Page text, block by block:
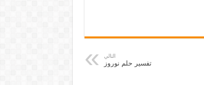
التالي
تفسير حلم نوروز